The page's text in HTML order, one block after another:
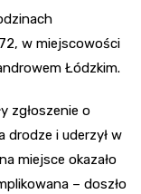
w miejscowości
Łódzkim.
zgłoszenie o
drodze i uderzył w
miejsce okazało
– doszło